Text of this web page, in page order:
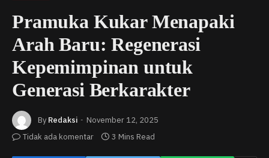
Pramuka Kukar Menapaki
Arah Baru: Regenerasi
Kepemimpinan untuk
Generasi Berkarakter
By Redaksi
November 12, 2025
Tidak ada komentar
3 Mins Read